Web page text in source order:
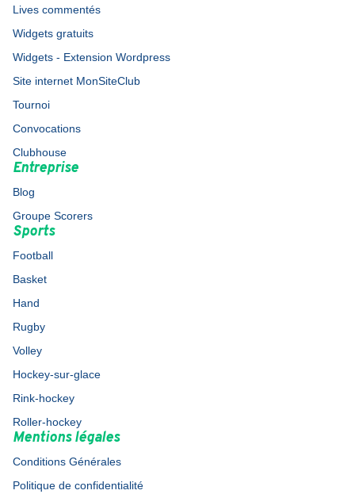
Lives commentés
Widgets gratuits
Widgets - Extension Wordpress
Site internet MonSiteClub
Tournoi
Convocations
Clubhouse
Entreprise
Blog
Groupe Scorers
Sports
Football
Basket
Hand
Rugby
Volley
Hockey-sur-glace
Rink-hockey
Roller-hockey
Mentions légales
Conditions Générales
Politique de confidentialité